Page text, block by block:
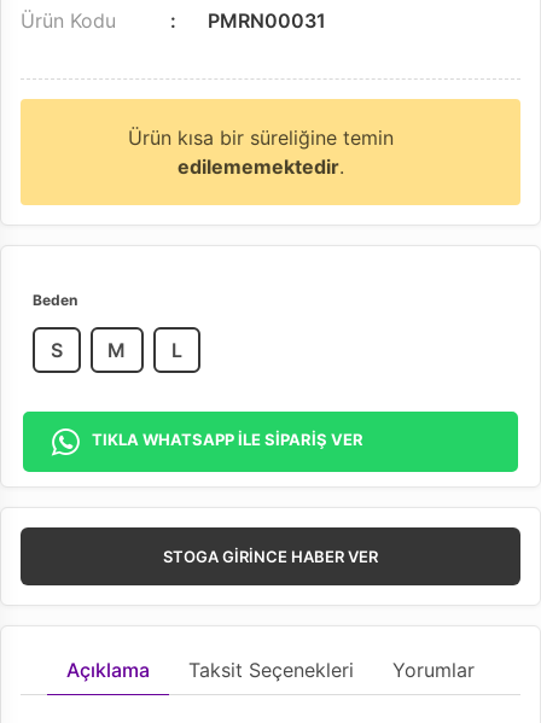
Ürün Kodu
PMRN00031
Ürün kısa bir süreliğine temin
edilememektedir.
Beden
S M L
TIKLA WHATSAPP İLE SİPARİŞ VER
STOGA GIRINCE HABER VER
Açıklama Taksit Seçenekleri Yorumlar